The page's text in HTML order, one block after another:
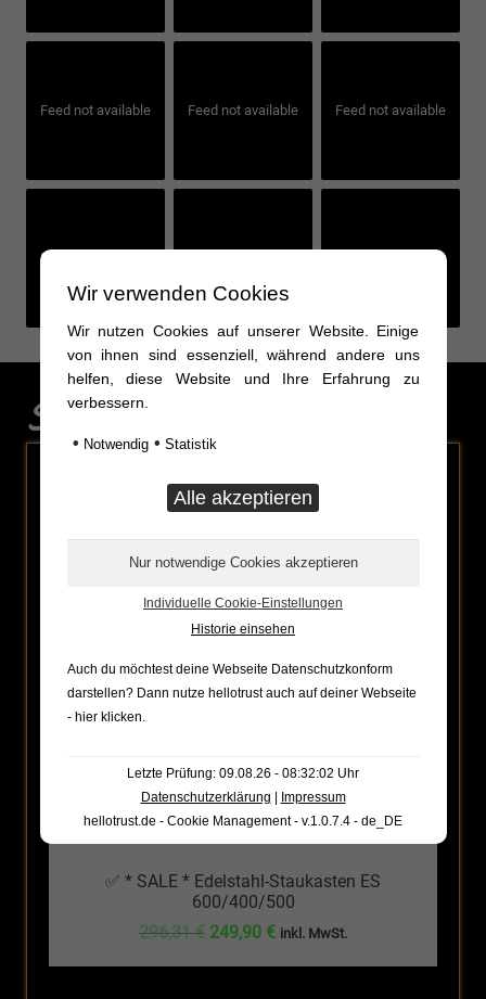
Feed not available Feed not available Feed not available
Feed not available Feed not available
Sonderaktionen
✅ * SALE * Edelstahl-Staukasten ES
600/400/500
296,31€ Ursprünglicher
249,90 €Aktueller
inkl. MwSt.
Wir verwenden Cookies
Wir nutzen Cookies auf unserer Website. Einige
von ihnen sind essenziell, während andere uns
helfen, diese Website und Ihre Erfahrung zu
verbessern.
• Notwendig • Statistik
Individuelle Cookie-Einstellungen
Historie einsehen
Auch du möchtest deine Webseite Datenschutzkonform
darstellen? Dann nutze hellotrust auch auf deiner Webseite
- hier klicken
Letzte Prüfung: 09.08.26 - 08:32:02 Uhr
Datenschutzerklärung | Impressum
hellotrust.de - Cookie Management - v.1.0.7.4 - de_DE